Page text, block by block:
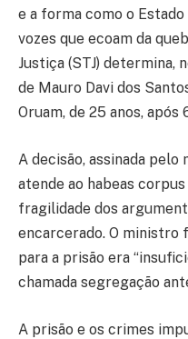
e a forma como o
vozes que ecoam da
Justiça (STJ) determina,
de Mauro Davi dos
Oruam, de 25 anos,
A decisão, assinada
atende ao habeas
fragilidade dos
encarcerado. O ministro
para a prisão era
chamada segregação
A prisão e os crimes